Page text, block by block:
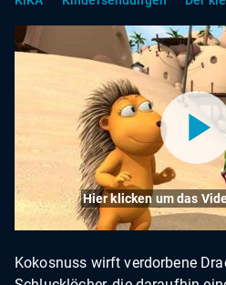
Hier klicken um das
Kokosnuss wirft verdorbene